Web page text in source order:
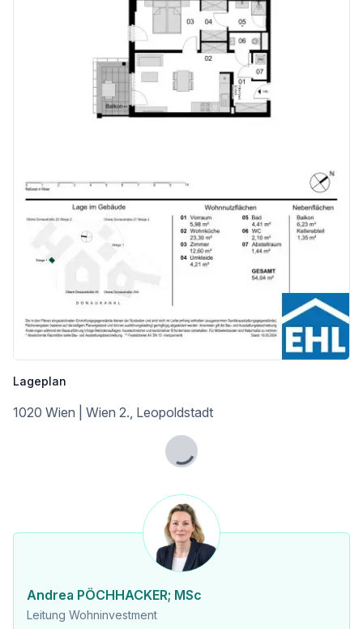
Kaufpreise der Vorsorgewohnungen
von EUR 286.000,- bis EUR 1.238.000,- netto zzgl. 20% USt.
Zu erwartender Mietertrag
von ca. EUR 17,50 bis EUR 22,50 netto/m²
Provisionsfrei für den Käufer!
Fertigstellung: voraussichtlich Q2/2026
Bei diesem Angebot handelt es sich um eine Vorsorgewohnung, die zu Vermietungszwecken erworben wird. Der angegebene Kaufpreis versteht sich daher zzgl. 20% USt. Diese Daten sind vorbehaltlich möglicher Änderungen.
Wir weisen darauf hin, dass zwischen dem Vermittler und dem zu vermittelnden Dritten ein familiäres oder wirtschaftliches Naheverhältnis besteht.
Infrastruktur / Entfernungen
Gesundheit
Kindergarten <250m
Nahversorgung
Supermarkt <250m
Lageplan
1020 Wien | Wien 2., Leopoldstadt
Lade...
Andrea PÖCHHACKER; MSc
Leitung Wohninvestment